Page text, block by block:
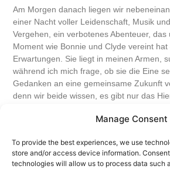
Manage Consent
To provide the best experiences, we use
store and/or access device information.
technologies will allow us to process data such
Am Morgen danach liegen wir
einer Nacht voller Leidenschaft, Musik
Vergehen, ein verbotenes Abenteuer,
Moment wie Bonnie und Clyde vereint
Erwartungen. Sie liegt in meinen Armen,
während ich mich frage, ob sie die Eine
Gedanken an eine gemeinsame Zukunft
denn wir beide wissen, es gibt nur das
die ich festhalten will, bevor die Realität
Mehr...